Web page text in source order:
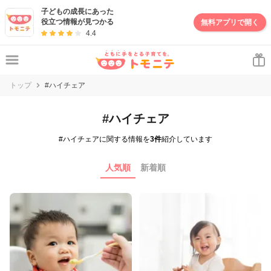
子どもの成長にあった
役立つ情報が見つかる
4.4
無料アプリで開く
トップ #ハイチェア
#ハイチェア
#ハイチェアに関する情報を3件紹介しています
人気順 新着順